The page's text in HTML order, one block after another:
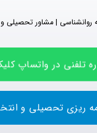
| مشاور تحصیلی و
تلفنی در واتساپ
ریزی تحصیلی و